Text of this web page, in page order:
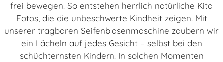
frei bewegen. So entstehen herrlich natürliche Kita
Fotos, die die unbeschwerte Kindheit zeigen. Mit
unserer tragbaren Seifenblasenmaschine zaubern wir
ein Lächeln auf jedes Gesicht – selbst bei den
schüchternsten Kindern. In solchen Momenten